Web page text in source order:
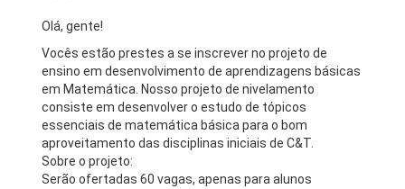
Olá, gente!
Vocês estão prestes a se inscrever no projeto de
ensino em desenvolvimento de aprendizagens básicas
em Matemática. Nosso projeto de nivelamento
consiste em desenvolver o estudo de tópicos
essenciais de matemática básica para o bom
aproveitamento das disciplinas iniciais de C&T.
Sobre o projeto:
Serão ofertadas 60 vagas, apenas para alunos